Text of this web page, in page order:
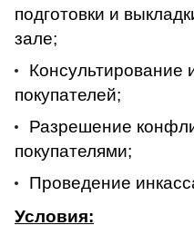
подготовки и
зале;
покупателей;
Разрешение
покупателями;
Проведение
Условия: